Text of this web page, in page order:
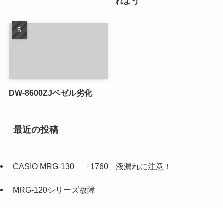
DW-8600ZJベゼル劣化
最近の投稿
CASIO MRG-130 「1760」液漏れに注意！
MRG-120シリーズ故障